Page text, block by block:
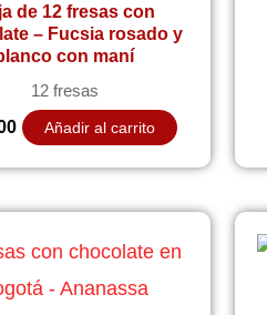
de 12 fresas con
– Fucsia rosado y
con maní
12 fresas
Añadir al carrito